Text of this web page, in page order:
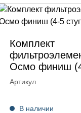
Комплект
Осмо финиш
Артикул
В наличии